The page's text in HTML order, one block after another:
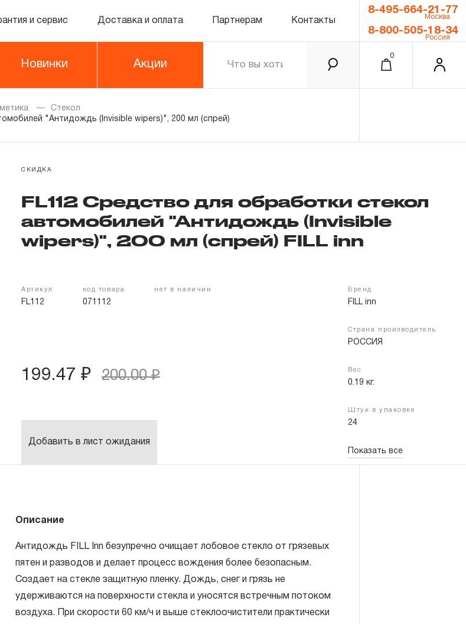
и сервис Доставка и оплата Партнерам Контакты
8-495-664-21-77
Москва
8-800-505-18-34
Россия
Новинки Акции
0
Итого
Забыли пароль?
Стекол
"Антидождь (Invisible wipers)", 200 мл (спрей)
СКИДКА
FL112 Средство для обработки стекол
автомобилей "Антидождь (Invisible
wipers)", 200 мл (спрей) FILL inn
Артикул
FL112
код товара
071112
нет в наличии Бренд
FILL inn
Страна производитель
РОССИЯ
Вес
0.19 кг.
Штук в упаковке
24
Показать все
199.47 ₽ 200.00 ₽
Добавить в лист ожидания
Описание
Антидождь FILL Inn безупречно очищает лобовое стекло от грязевых
пятен и разводов и делает процесс вождения более безопасным.
Создает на стекле защитную пленку. Дождь, снег и грязь не
удерживаются на поверхности стекла и уносятся встречным потоком
воздуха. При скорости 60 км/ч и выше стеклоочистители практически
Во избежание
ов или
эффекта
я т
разотрите